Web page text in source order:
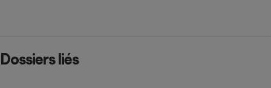
Dossiers liés